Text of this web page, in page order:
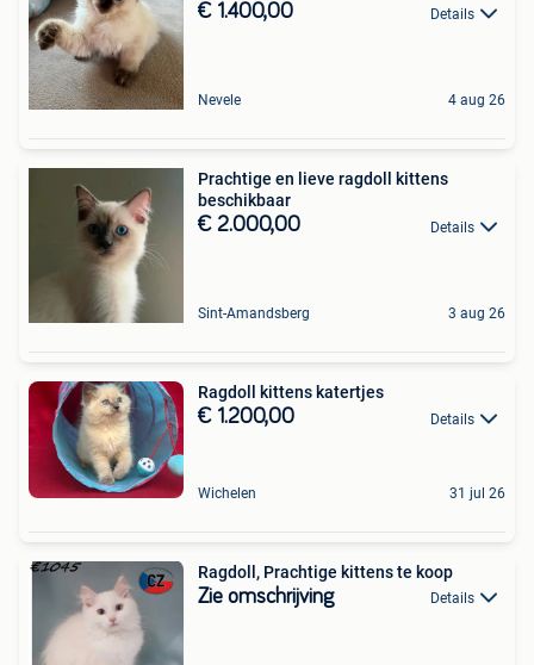
€ 1.400,00 Details
Nevele 4 aug 26
Prachtige en lieve ragdoll kittens
beschikbaar
€ 2.000,00 Details
Sint-Amandsberg 3 aug 26
Ragdoll kittens katertjes
€ 1.200,00 Details
Wichelen 31 jul 26
Ragdoll, Prachtige kittens te koop
Zie omschrijving Details